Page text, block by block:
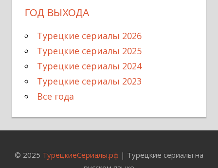
ГОД ВЫХОДА
Турецкие сериалы 2026
Турецкие сериалы 2025
Турецкие сериалы 2024
Турецкие сериалы 2023
Все года
© 2025 ТурецкиеСериалы.рф | Турецкие сериалы на